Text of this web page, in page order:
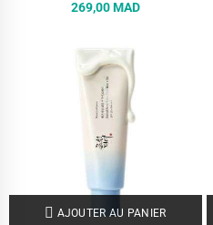
269,00 MAD
AJOUTER AU PANIER